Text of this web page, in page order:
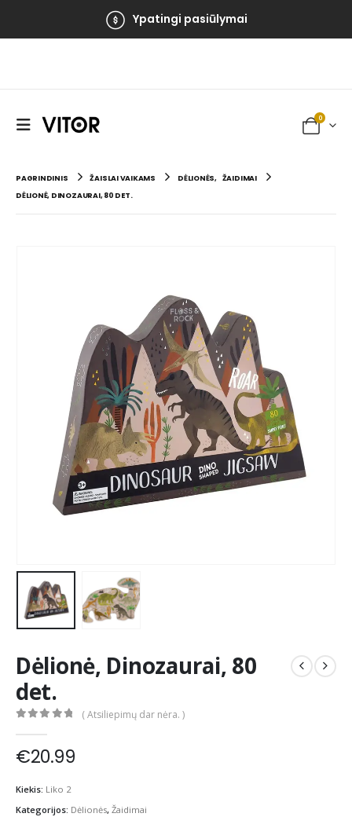
Ypatingi pasiūlymai
0
PAGRINDINIS ŽAISLAI VAIKAMS DĖLIONĖS, ŽAIDIMAI
DĖLIONĖ, DINOZAURAI, 80 DET.
Dėlionė, Dinozaurai, 80
det.
( Atsiliepimų dar nėra. )
€20.99
Kiekis: Liko 2
Kategorijos: Dėlionės, Žaidimai